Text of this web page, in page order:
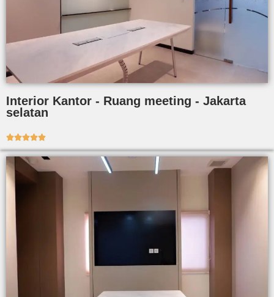
Interior Kantor - Ruang meeting - Jakarta
selatan
